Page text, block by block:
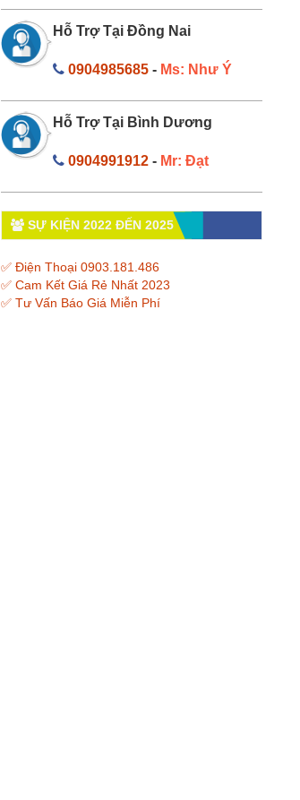
Hỗ Trợ Tại Đồng Nai
0904985685 - Ms: Như Ý
Hỗ Trợ Tại Bình Dương
0904991912 - Mr: Đạt
SỰ KIỆN 2022 ĐẾN 2025
✅ Điện Thoại 0903.181.486
✅ Cam Kết Giá Rẻ Nhất 2023
✅ Tư Vấn Báo Giá Miễn Phí